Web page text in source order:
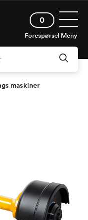
0
Forespørsel Meny
maskiner